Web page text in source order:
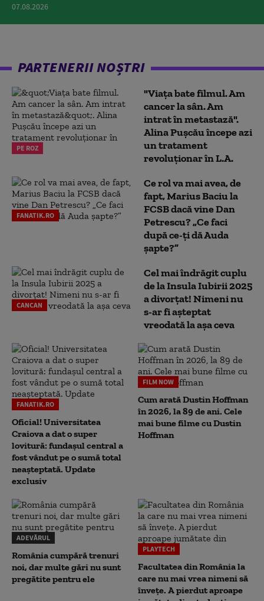
07.08.2026
PARTENERII NOȘTRI
PE ROZ
"Viața bate filmul. Am
cancer la sân. Am
intrat în metastază".
Alina Pușcău începe azi
un tratament
revoluționar în L.A.
FANATIK.RO
Ce rol va mai avea, de
fapt, Marius Baciu la
FCSB dacă vine Dan
Petrescu? „Ce faci
după ce-ți dă Auda
șapte?”
CANCAN
Cel mai îndrăgit cuplu
de la Insula Iubirii 2025
a divorțat! Nimeni nu
s-ar fi așteptat
vreodată la așa ceva
FANATIK.RO
Oficial! Universitatea
Craiova a dat o super
lovitură: fundaşul central a
fost vândut pe o sumă total
neaşteptată. Update
exclusiv
FILM NOW
Cum arată Dustin Hoffman
în 2026, la 89 de ani. Cele
mai bune filme cu Dustin
Hoffman
ADEVĂRUL
România cumpără trenuri
noi, dar multe gări nu sunt
pregătite pentru ele
PLAYTECH
Facultatea din România la
care nu mai vrea nimeni să
înveţe. A pierdut aproape